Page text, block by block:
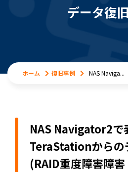
データ復
ホーム 復旧事例 NAS Naviga...
NAS Navigator2で
TeraStationからの
(RAID重度障害障